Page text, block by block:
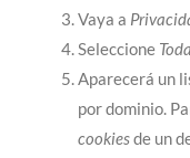
Vaya a
Seleccione
Aparecerá un
por dominio.
cookiesde un